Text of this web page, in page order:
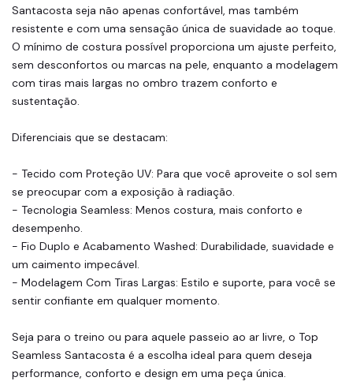
Santacosta seja não apenas confortável, mas também
resistente e com uma sensação única de suavidade ao toque.
O mínimo de costura possível proporciona um ajuste perfeito,
sem desconfortos ou marcas na pele, enquanto a modelagem
com tiras mais largas no ombro trazem conforto e
sustentação.
Diferenciais que se destacam:
- Tecido com Proteção UV: Para que você aproveite o sol sem
se preocupar com a exposição à radiação.
- Tecnologia Seamless: Menos costura, mais conforto e
desempenho.
- Fio Duplo e Acabamento Washed: Durabilidade, suavidade e
um caimento impecável.
- Modelagem Com Tiras Largas: Estilo e suporte, para você se
sentir confiante em qualquer momento.
Seja para o treino ou para aquele passeio ao ar livre, o Top
Seamless Santacosta é a escolha ideal para quem deseja
performance, conforto e design em uma peça única.